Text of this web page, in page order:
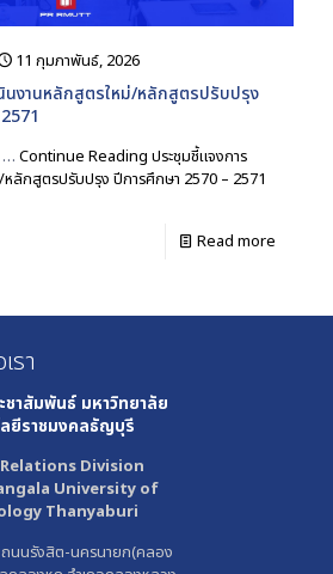
11 กุมภาพันธ์, 2026
นงานหลักสูตรใหม่/หลักสูตรปรับปรุง
… Continue Reading ประชุมชี้แจงการ
ลักสูตรปรับปรุง ปีการศึกษา 2570 – 2571
Read more
รา
ชาสัมพันธ์ มหาวิทยาลัย
ลยีราชมงคลธัญบุรี
Division
University of
Thanyaburi
นนรังสิต-นครนายก(คลอง